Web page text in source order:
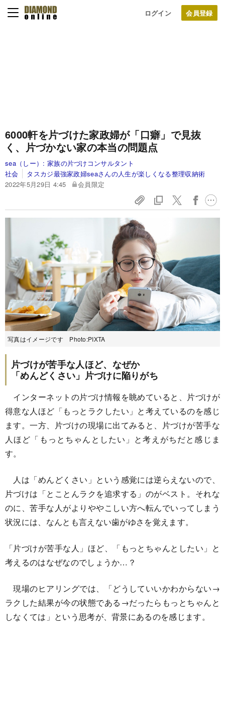
ログイン
6000軒を片づけた家政婦が「口癖」で見抜
く、片づかない家の本当の問題点
sea（しー）: 家族の片づけコンサルタント
社会
タスカジ最強家政婦seaさんの人生が楽しくなる整理収納術
2022年5月29日 4:45
会員限定
写真はイメージです Photo:PIXTA
片づけが苦手な人ほど、なぜか
「めんどくさい」片づけに陥りがち
インターネットの片づけ情報を眺めていると、片づけが
得意な人ほど「もっとラクしたい」と考えているのを感じ
ます。一方、片づけの現場に出てみると、片づけが苦手な
人ほど「もっとちゃんとしたい」と考えがちだと感じま
す。
人は「めんどくさい」という感覚には逆らえないので、
片づけは「とことんラクを追求する」のがベスト。それな
のに、苦手な人がよりややこしい方へ転んでいってしまう
状況には、なんとも言えない歯がゆさを覚えます。
「片づけが苦手な人」ほど、「もっとちゃんとしたい」と
考えるのはなぜなのでしょうか…？
現場のヒアリングでは、「どうしていいかわからない→
ラクした結果が今の状態である→だったらもっとちゃんと
しなくては」という思考が、背景にあるのを感じます。